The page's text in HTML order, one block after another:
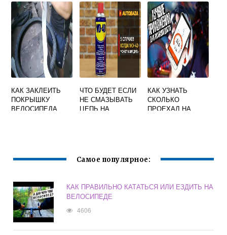
ВЕЛОСИПЕДЕ
КАК ЗАКЛЕИТЬ
ПОКРЫШКУ
ВЕЛОСИПЕДА
ЧТО БУДЕТ ЕСЛИ
НЕ СМАЗЫВАТЬ
ЦЕПЬ НА
КАК УЗНАТЬ
СКОЛЬКО
ПРОЕХАЛ НА
Самое популярное:
КАК ПРАВИЛЬНО КАТАТЬСЯ ИЛИ ЕЗДИТЬ НА
ВЕЛОСИПЕДЕ
4606